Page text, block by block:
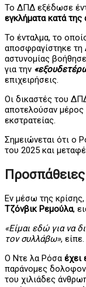
Το ΔΠΔ εξέδωσε
εγκλήματα κατά
Το ένταλμα, το
αποσφραγίστηκε τη
αστυνομίας
για την
επιχειρήσεις.
Οι δικαστές του
αποτελούσαν μέρος
εκστρατείας.
Σημειώνεται ότι ο
του 2025 και
Εν μέσω της
Τζόνβικ Ρεμούλα,
«Είμαι εδώ για να
τον συλλάβω», είπε.
Ο Ντε λα Ρόσα έχει
παράνομες
του χιλιάδες